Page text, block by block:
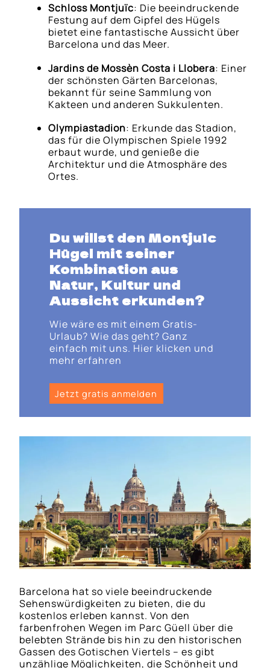
Schloss Montjuïc: Die beeindruckende
Festung auf dem Gipfel des Hügels
bietet eine fantastische Aussicht über
Barcelona und das Meer.
Jardins de Mossèn Costa i Llobera: Einer
der schönsten Gärten Barcelonas,
bekannt für seine Sammlung von
Kakteen und anderen Sukkulenten.
Olympiastadion: Erkunde das Stadion,
das für die Olympischen Spiele 1992
erbaut wurde, und genieße die
Architektur und die Atmosphäre des
Ortes.
Du willst den Montjuïc
Hügel mit seiner
Kombination aus
Natur, Kultur und
Aussicht erkunden?
Wie wäre es mit einem Gratis-
Urlaub? Wie das geht? Ganz
einfach mit uns. Hier klicken und
mehr erfahren
Jetzt gratis anmelden
Barcelona hat so viele beeindruckende
Sehenswürdigkeiten zu bieten, die du
kostenlos erleben kannst. Von den
farbenfrohen Wegen im Parc Güell über die
belebten Strände bis hin zu den historischen
Gassen des Gotischen Viertels – es gibt
unzählige Möglichkeiten, die Schönheit und